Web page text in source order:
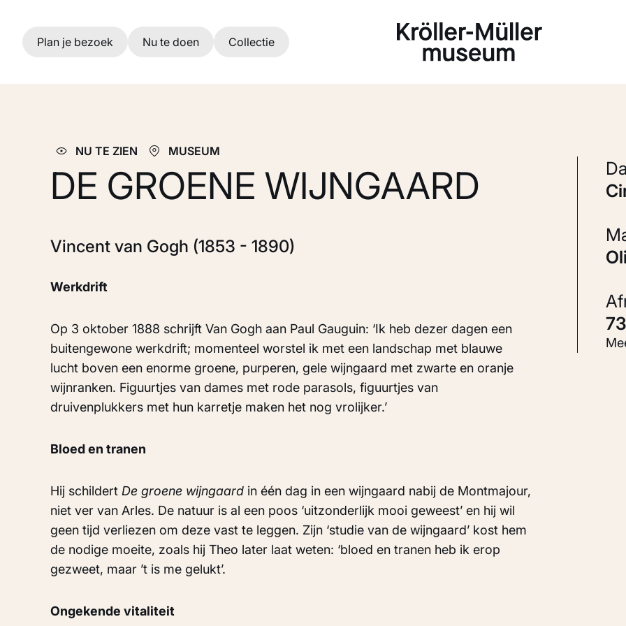
Ga naar hoofdinhoud
Plan je bezoek Nu te doen Collectie
NU TE ZIEN MUSEUM
DE GROENE WIJNGAARD
Vincent van Gogh (1853 - 1890)
Werkdrift
Op 3 oktober 1888 schrijft Van Gogh aan Paul Gauguin: ‘Ik heb dezer dagen een
buitengewone werkdrift; momenteel worstel ik met een landschap met blauwe
lucht boven een enorme groene, purperen, gele wijngaard met zwarte en oranje
wijnranken. Figuurtjes van dames met rode parasols, figuurtjes van
druivenplukkers met hun karretje maken het nog vrolijker.’
Bloed en tranen
Hij schildert De groene wijngaard in één dag in een wijngaard nabij de Montmajour,
niet ver van Arles. De natuur is al een poos ‘uitzonderlijk mooi geweest’ en hij wil
geen tijd verliezen om deze vast te leggen. Zijn ‘studie van de wijngaard’ kost hem
de nodige moeite, zoals hij Theo later laat weten: ‘bloed en tranen heb ik erop
gezweet, maar ’t is me gelukt’.
Ongekende vitaliteit